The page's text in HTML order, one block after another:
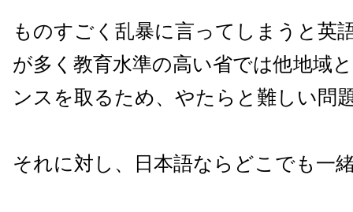
ものすごく乱暴に言ってしまうと英
が多く教育水準の高い省では他地域
ンスを取るため、やたらと難しい問
それに対し、日本語ならどこでも一